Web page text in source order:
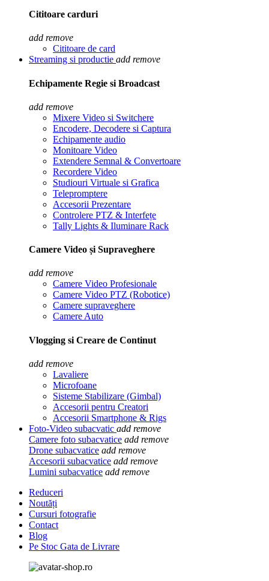
Cititoare carduri
add remove
Cititoare de card
Streaming si productie add remove
Echipamente Regie si Broadcast
add remove
Mixere Video si Switchere
Encodere, Decodere si Captura
Echipamente audio
Monitoare Video
Extendere Semnal & Convertoare
Recordere Video
Studiouri Virtuale si Grafica
Telepromptere
Accesorii Prezentare
Controlere PTZ & Interfețe
Tally Lights & Iluminare Rack
Camere Video și Supraveghere
add remove
Camere Video Profesionale
Camere Video PTZ (Robotice)
Camere supraveghere
Camere Auto
Vlogging si Creare de Continut
add remove
Lavaliere
Microfoane
Sisteme Stabilizare (Gimbal)
Accesorii pentru Creatori
Accesorii Smartphone & Rigs
Foto-Video subacvatic add remove
Camere foto subacvatice add remove
Drone subacvatice add remove
Accesorii subacvatice add remove
Lumini subacvatice add remove
Reduceri
Noutăți
Cursuri fotografie
Contact
Blog
Pe Stoc Gata de Livrare